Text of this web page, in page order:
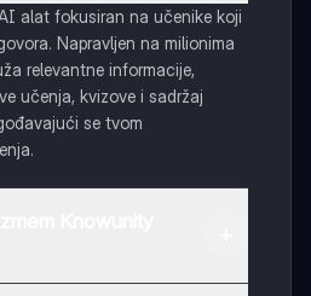
alat fokusiran na učenike koji
Napravljen na milionima
relevantne informacije,
učenja, kvizove i sadržaj
se tvom